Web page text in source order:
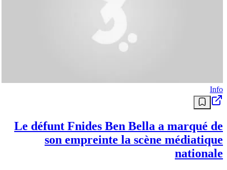
Info
Le défunt Fnides Ben Bella a marqué de
son empreinte la scène médiatique
nationale